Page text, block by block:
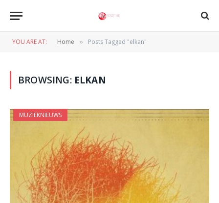
YOU ARE AT: Home » Posts Tagged "elkan"
BROWSING: ELKAN
MUZIEKNIEUWS